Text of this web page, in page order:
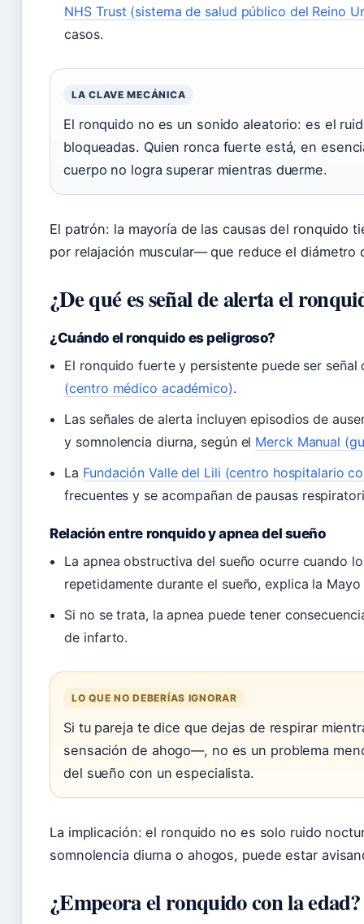
NHS Trust (sistema de salud público del Reino
casos.
LA CLAVE MECÁNICA
El ronquido no es un sonido aleatorio: es el
bloqueadas. Quien ronca fuerte está, en
cuerpo no logra superar mientras duerme.
El patrón: la mayoría de las causas del
por relajación muscular— que reduce el diámetro
¿De qué es señal de alerta el
¿Cuándo el ronquido es peligroso?
El ronquido fuerte y persistente puede ser
(centro médico académico).
Las señales de alerta incluyen episodios de
y somnolencia diurna, según el Merck Manual
La Fundación Valle del Lili (centro hospitalario
frecuentes y se acompañan de pausas
Relación entre ronquido y apnea del sueño
La apnea obstructiva del sueño ocurre cuando
repetidamente durante el sueño, explica la
Si no se trata, la apnea puede tener
de infarto.
LO QUE NO DEBERÍAS IGNORAR
Si tu pareja te dice que dejas de respirar
sensación de ahogo—, no es un problema
del sueño con un especialista.
La implicación: el ronquido no es solo ruido
somnolencia diurna o ahogos, puede estar
¿Empeora el ronquido con la edad?